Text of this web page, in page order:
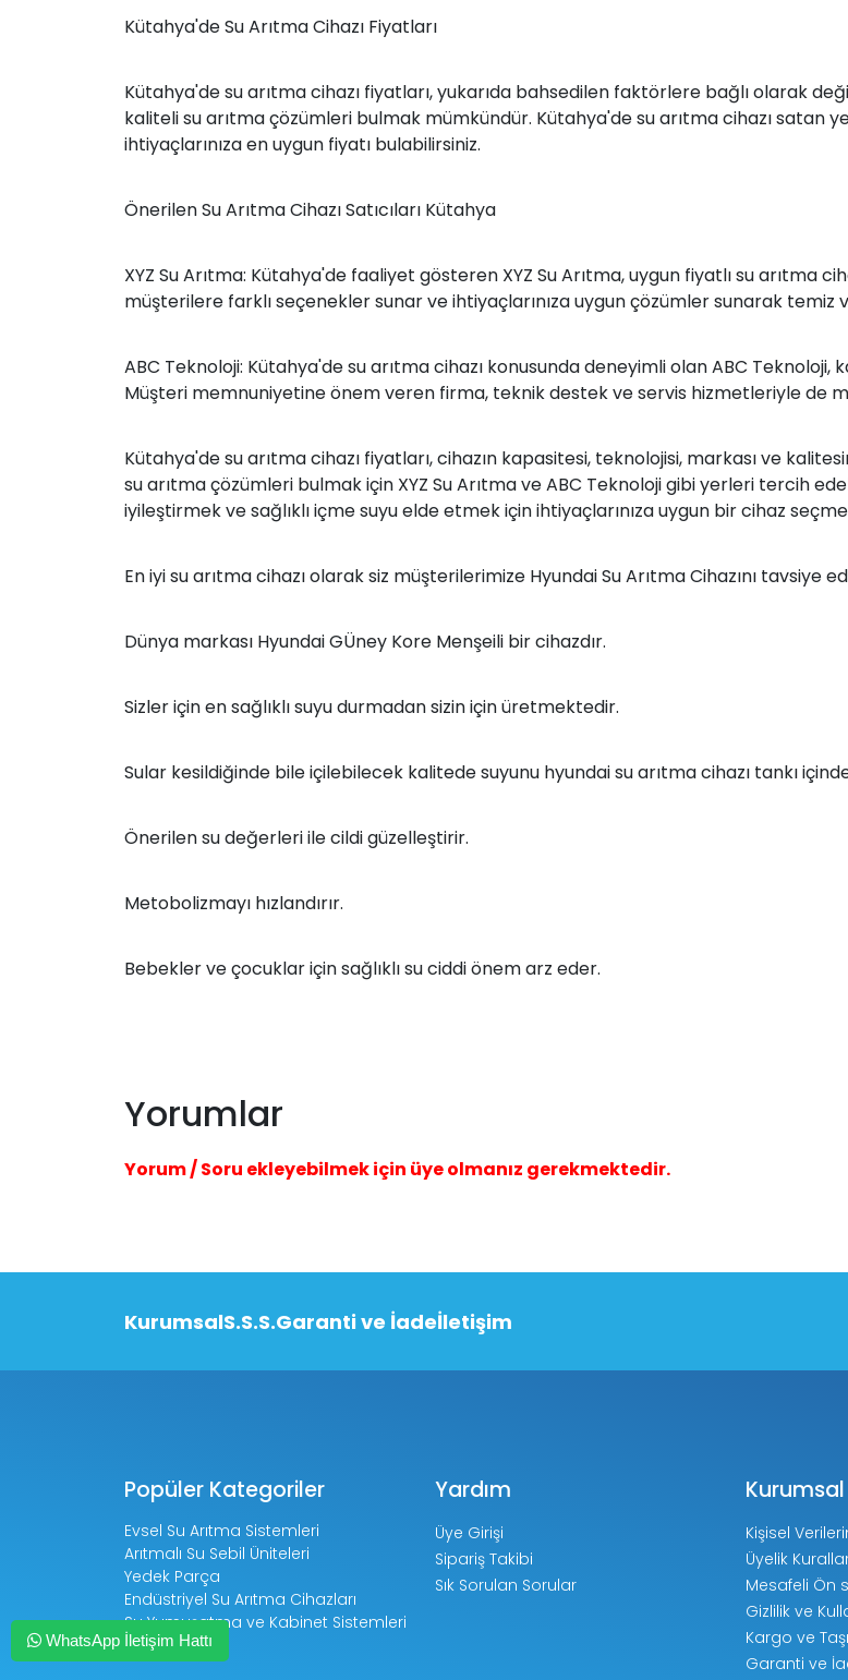
Kütahya'de Su Arıtma Cihazı Fiyatları
Kütahya'de su arıtma cihazı fiyatları, yukarıda bahsedilen faktörlere bağlı olarak
kaliteli su arıtma çözümleri bulmak mümkündür. Kütahya'de su arıtma cihazı satan
ihtiyaçlarınıza en uygun fiyatı bulabilirsiniz.
Önerilen Su Arıtma Cihazı Satıcıları Kütahya
XYZ Su Arıtma: Kütahya'de faaliyet gösteren XYZ Su Arıtma, uygun fiyatlı su arıtma
müşterilere farklı seçenekler sunar ve ihtiyaçlarınıza uygun çözümler sunarak temiz
ABC Teknoloji: Kütahya'de su arıtma cihazı konusunda deneyimli olan ABC Teknoloji,
Müşteri memnuniyetine önem veren firma, teknik destek ve servis hizmetleriyle de
Kütahya'de su arıtma cihazı fiyatları, cihazın kapasitesi, teknolojisi, markası ve
su arıtma çözümleri bulmak için XYZ Su Arıtma ve ABC Teknoloji gibi yerleri tercih
iyileştirmek ve sağlıklı içme suyu elde etmek için ihtiyaçlarınıza uygun bir cihaz
En iyi su arıtma cihazı olarak siz müşterilerimize Hyundai Su Arıtma Cihazını tavsiye
Dünya markası Hyundai GÜney Kore Menşeili bir cihazdır.
Sizler için en sağlıklı suyu durmadan sizin için üretmektedir.
Sular kesildiğinde bile içilebilecek kalitede suyunu hyundai su arıtma cihazı tankı
Önerilen su değerleri ile cildi güzelleştirir.
Metobolizmayı hızlandırır.
Bebekler ve çocuklar için sağlıklı su ciddi önem arz eder.
Yorumlar
Yorum / Soru ekleyebilmek için üye olmanız gerekmektedir.
KurumsalS.S.S.Garanti ve İadeİletişim
Popüler Kategoriler
Evsel Su Arıtma Sistemleri
Arıtmalı Su Sebil Üniteleri
Yedek Parça
Endüstriyel Su Arıtma Cihazları
Su Yumuşatma ve Kabinet Sistemleri
Yardım
Üye Girişi
Sipariş Takibi
Sık Sorulan Sorular
Kurumsal
Kişisel
Üyelik
Mesafeli Ön
Gizlilik ve
Kargo ve
Garanti ve
WhatsApp İletişim Hattı